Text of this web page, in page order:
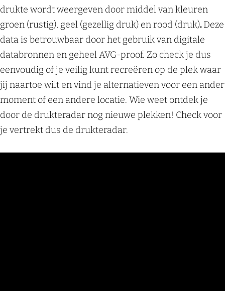
drukte wordt weergeven door middel van kleuren
groen (rustig), geel (gezellig druk) en rood (druk).Deze
data is betrouwbaar door het gebruik van digitale
databronnen en geheel AVG-proof. Zo check je dus
eenvoudig of je veilig kunt recreëren op de plek waar
jij naartoe wilt en vind je alternatieven voor een ander
moment of een andere locatie. Wie weet ontdek je
door de drukteradar nog nieuwe plekken! Check voor
je vertrekt dus de drukteradar.